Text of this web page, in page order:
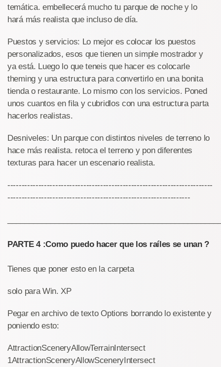
temática. embellecerá mucho tu parque de noche y lo
hará más realista que incluso de día.
Puestos y servicios: Lo mejor es colocar los puestos
personalizados, esos que tienen un simple mostrador y
ya está. Luego lo que teneis que hacer es colocarle
theming y una estructura para convertirlo en una bonita
tienda o restaurante. Lo mismo con los servicios. Poned
unos cuantos en fila y cubridlos con una estructura parta
hacerlos realistas.
Desniveles: Un parque con distintos niveles de terreno lo
hace más realista. retoca el terreno y pon diferentes
texturas para hacer un escenario realista.
-------------------------------------------------------------------------
-----------------------------------------------------------------
PARTE 4 :Como puedo hacer que los raíles se unan ?
Tienes que poner esto en la carpeta
solo para Win. XP
Pegar en archivo de texto Options borrando lo existente y
poniendo esto:
AttractionSceneryAllowTerrainIntersect
1AttractionSceneryAllowSceneryIntersect